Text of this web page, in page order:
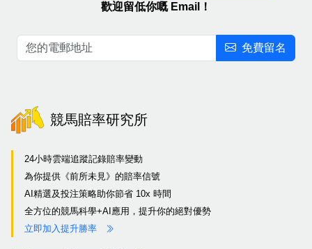
歡迎留低你嘅 Email！
免費留名
競馬賠率研究所
24小時雲端追蹤記錄賠率變動
為你提供《前所未見》的賠率信號
AI精選及投注策略助你節省 10x 時間
全方位的競馬科學+AI應用，提升你的絕對優勢
立即加入提升勝率